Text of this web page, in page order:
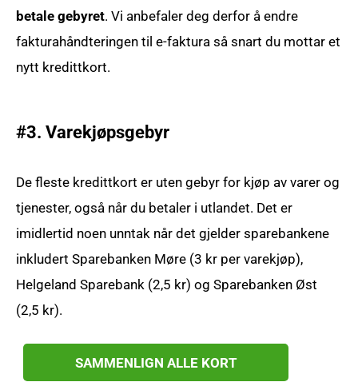
betale gebyret. Vi anbefaler deg derfor å endre
fakturahåndteringen til e-faktura så snart du mottar et
nytt kredittkort.
#3. Varekjøpsgebyr
De fleste kredittkort er uten gebyr for kjøp av varer og
tjenester, også når du betaler i utlandet. Det er
imidlertid noen unntak når det gjelder sparebankene
inkludert Sparebanken Møre (3 kr per varekjøp),
Helgeland Sparebank (2,5 kr) og Sparebanken Øst
(2,5 kr).
SAMMENLIGN ALLE KORT